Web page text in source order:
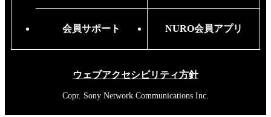
会員サポート NURO会員アプリ
ウェブアクセシビリティ方針
Copr. Sony Network Communications Inc.